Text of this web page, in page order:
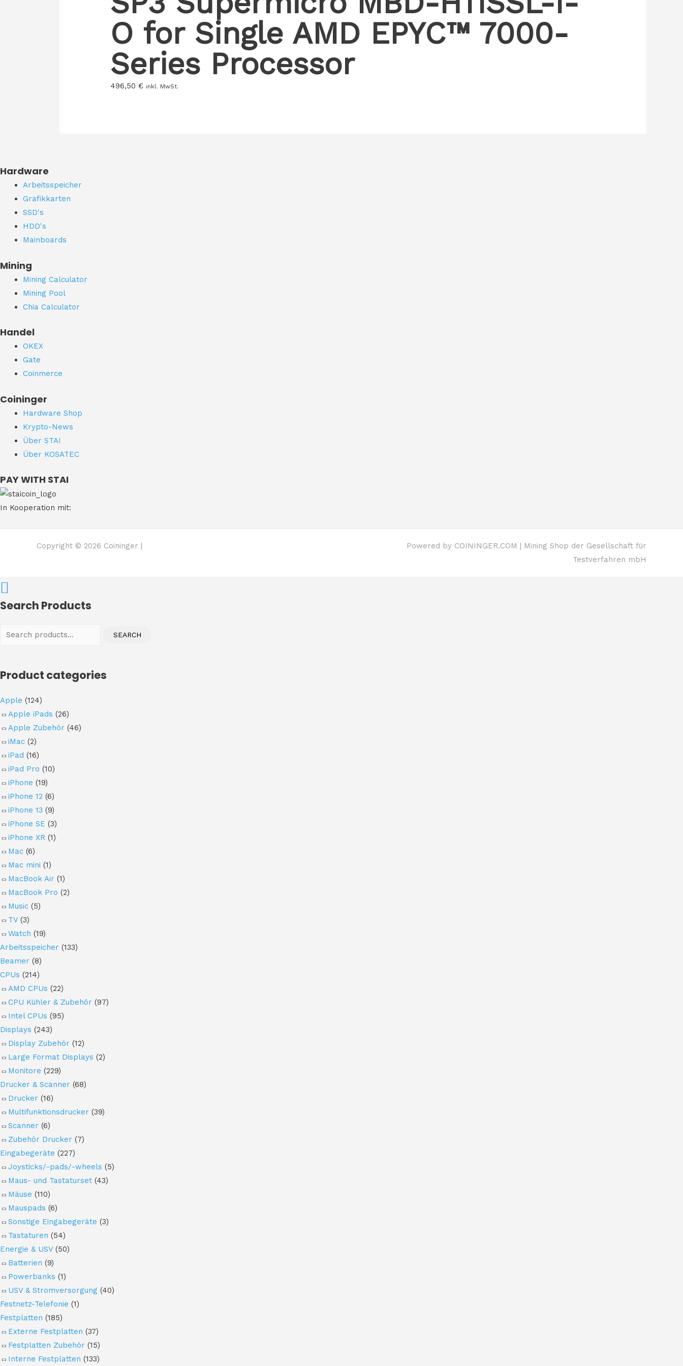
O for Single AMD EPYC™ 7000-
Series Processor
496,50€ inkl. MwSt.
Hardware
Arbeitsspeicher
Grafikkarten
SSD's
HDD's
Mainboards
Mining
Mining Calculator
Mining Pool
Chia Calculator
Handel
OKEX
Gate
Coinmerce
Coininger
Hardware Shop
Krypto-News
Über STAI
Über KOSATEC
PAY WITH STAI
In Kooperation mit:
Copyright © 2026 Coininger |
Powered by COININGER.COM | Mining Shop der Gesellschaft für
Testverfahren mbH
Search Products
Search
SEARCH
Product categories
Apple (124)
Apple iPads (26)
Apple Zubehör (46)
iMac (2)
iPad (16)
iPad Pro (10)
iPhone (19)
iPhone 12 (6)
iPhone 13 (9)
iPhone SE (3)
iPhone XR (1)
Mac (6)
Mac mini (1)
MacBook Air (1)
MacBook Pro (2)
Music (5)
TV (3)
Watch (19)
Arbeitsspeicher (133)
Beamer (8)
CPUs (214)
AMD CPUs (22)
CPU Kühler & Zubehör (97)
Intel CPUs (95)
Displays (243)
Display Zubehör (12)
Large Format Displays (2)
Monitore (229)
Drucker & Scanner (68)
Drucker (16)
Multifunktionsdrucker (39)
Scanner (6)
Zubehör Drucker (7)
Eingabegeräte (227)
Joysticks/-pads/-wheels (5)
Maus- und Tastaturset (43)
Mäuse (110)
Mauspads (6)
Sonstige Eingabegeräte (3)
Tastaturen (54)
Energie & USV (50)
Batterien (9)
Powerbanks (1)
USV & Stromversorgung (40)
Festnetz-Telefonie (1)
Festplatten (185)
Externe Festplatten (37)
Festplatten Zubehör (15)
Interne Festplatten (133)